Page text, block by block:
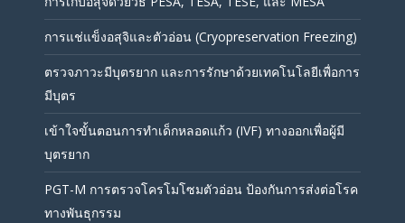
การแช่แข็งอสุจิและตัวอ่อน (Cryopreservation Freezing)
ตรวจภาวะมีบุตรยาก และการรักษาด้วยเทคโนโลยีเพื่อการ
มีบุตร
เข้าใจขั้นตอนการทำเด็กหลอดแก้ว (IVF) ทางออกเพื่อผู้มี
บุตรยาก
PGT-M การตรวจโครโมโซมตัวอ่อน ป้องกันการส่งต่อโรค
ทางพันธุกรรม